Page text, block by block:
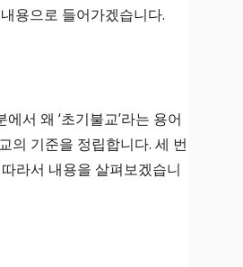
용으로 들어가겠습니다.
서 왜 ‘초기불교’라는 용어
의 기준을 정립합니다. 세 번
라서 내용을 살펴보겠습니